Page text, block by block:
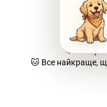
🐶 Ваш
🐱 Все найкраще,